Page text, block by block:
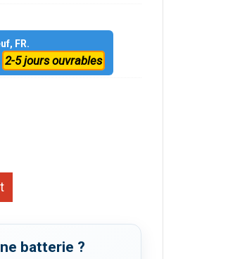
FR.
2-5 jours ouvrables
batterie ?